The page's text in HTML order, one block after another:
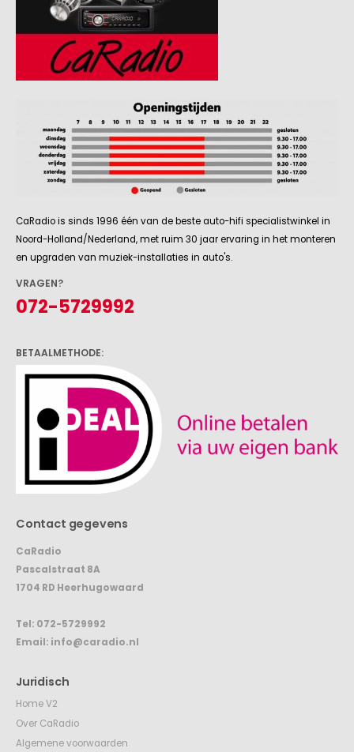
CaRadio is sinds 1996 één van de beste auto-hifi specialistwinkel in
Noord-Holland/Nederland, met ruim 30 jaar ervaring in het monteren
en upgraden van muziek-installaties in auto's.
VRAGEN?
072-5729992
BETAALMETHODE:
Contact gegevens
CaRadio
Pascalstraat 8A
1704 RD Heerhugowaard
Tel: 072-5729992
Email: info@caradio.nl
Juridisch
Home V2
Over CaRadio
Algemene voorwaarden